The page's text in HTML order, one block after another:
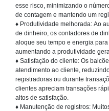
esse risco, minimizando o
de contagem e mantendo um
♦ Produtividade melhorada: Ao
de dinheiro, os contadores de
aloque seu tempo e energia
aumentando a produtividade
♦ Satisfação do cliente: Os
atendimento ao cliente,
registradoras ou durante
clientes apreciam transações
altos de satisfação.
♦ Manutenção de registros: